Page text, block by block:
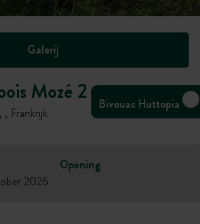
Galerij
Mozé 2
, Frankrijk
Bivouac Huttopia
Opening
2026